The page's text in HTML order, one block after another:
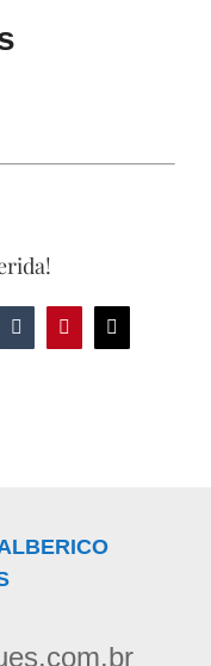
Tumblr Pinterest